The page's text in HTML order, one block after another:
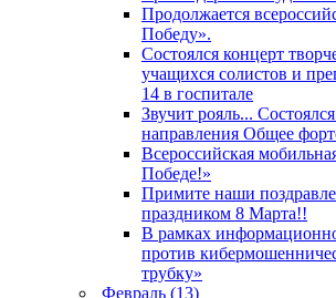
Продолжается
Победу».
Состоялся концерт
учащихся солистов и
14 в госпитале
Звучит рояль...
направления Общее
Всероссийская
Победе!»
Примите наши
праздником 8 Марта!!
В рамках
против
трубку»
Февраль (13)